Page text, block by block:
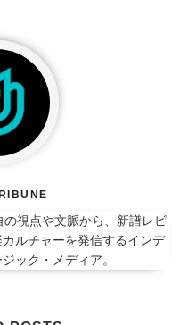
視点や文脈から、新譜レビ
ルチャーを発信するインデ
ック・メディア。